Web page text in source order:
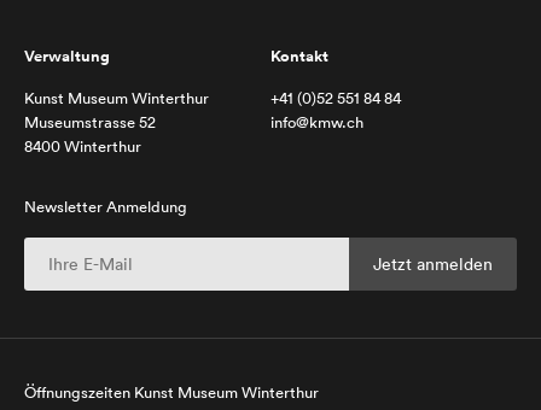
Verwaltung
Kunst Museum Winterthur
Museumstrasse 52
8400 Winterthur
Kontakt
+41 (0)52 551 84 84
info@kmw.ch
Newsletter Anmeldung
Öffnungszeiten Kunst Museum Winterthur